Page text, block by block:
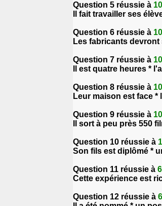
Question 5 réussie à
Il fait travailler ses
Question 6 réussie à
Les fabricants
Question 7 réussie à
Il est quatre heures *
Question 8 réussie à
Leur maison est face *
Question 9 réussie à
Il sort à peu près 550
Question 10 réussie à
Son fils est diplômé *
Question 11 réussie à
Cette expérience est
Question 12 réussie à